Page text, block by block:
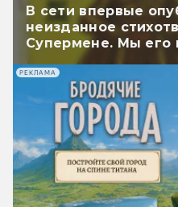
В сети впервые
неизданное
Супермене. Мы его
РЕКЛАМА